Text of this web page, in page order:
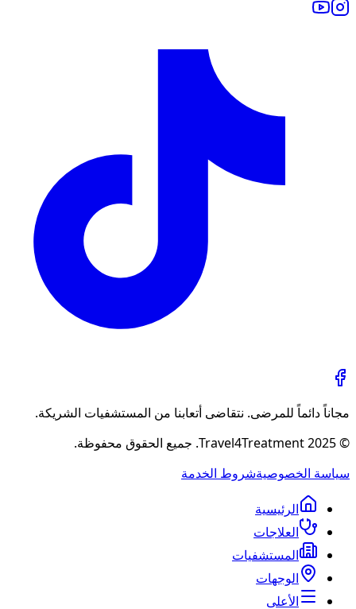
مجاناً دائماً للمرضى. نتقاضى أتعابنا من المستشفيات الشريكة.
© 2025 Travel4Treatment. جميع الحقوق محفوظة.
سياسة الخصوصيةشروط الخدمة
الرئيسية
العلاجات
المستشفيات
الوجهات
الأعلى